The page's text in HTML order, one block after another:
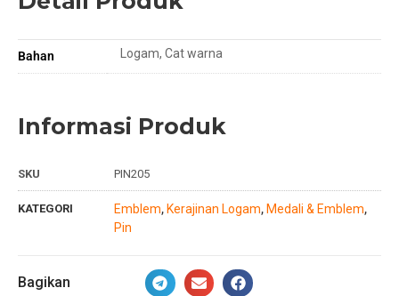
Bahan Logam, Cat warna
Informasi Produk
SKU PIN205
KATEGORI Emblem, Kerajinan Logam, Medali & Emblem,
Pin
Bagikan